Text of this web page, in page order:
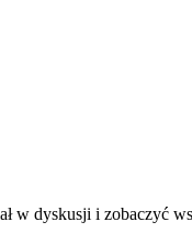
w dyskusji i zobaczyć